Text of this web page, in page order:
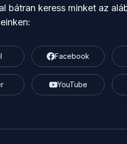
bátran keress minket az
Facebook
YouTube